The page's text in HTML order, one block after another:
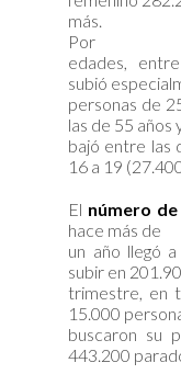
más.
Por
edades,
subió
personas de
las de 55 años
bajó entre las
16 a 19
El número
hace más de
un año llegó
subir en
trimestre, en
15.000
buscaron su
443.200